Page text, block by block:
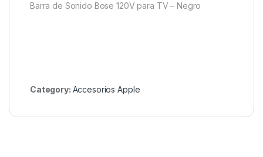
Barra de Sonido Bose 120V para TV – Negro
Category: Accesorios Apple